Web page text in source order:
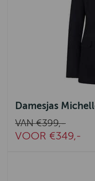
Damesjas
VAN €399,-
VOOR €349,-